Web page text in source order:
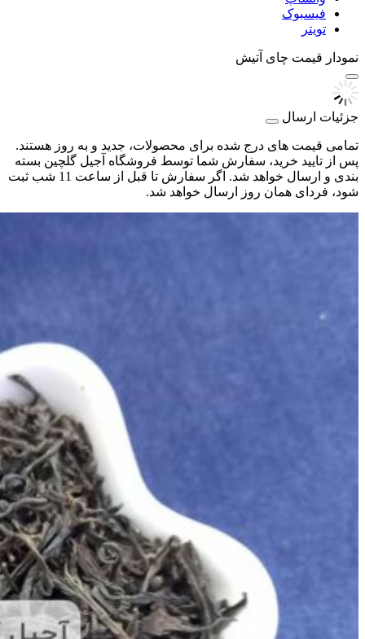
فیسبوک
تویتر
نمودار قیمت چای آتیش
جزئیات ارسال
تمامی قیمت های درج شده برای محصولات، جدید و به روز هستند.
پس از تایید خرید، سفارش شما توسط فروشگاه آجیل گلچین بسته
بندی و ارسال خواهد شد. اگر سفارش تا قبل از ساعت 11 شب ثبت
شود، فردای همان روز ارسال خواهد شد.